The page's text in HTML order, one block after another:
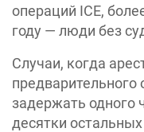
операций ICE,
году — люди без
Случаи, когда
предварительного
задержать одного
десятки